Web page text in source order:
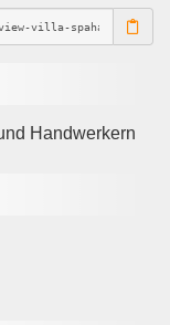
Handwerkern